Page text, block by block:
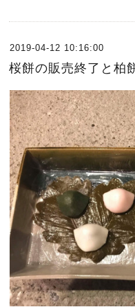
2019-04-12 10:16:00
桜餅の販売終了と柏